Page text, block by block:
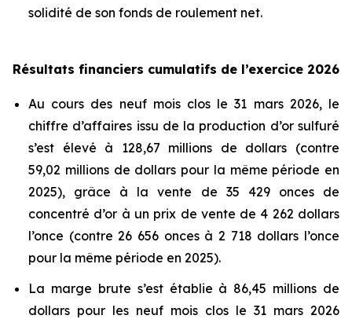
solidité de son fonds de roulement net.
Résultats financiers cumulatifs de l’exercice 2026
Au cours des neuf mois clos le 31 mars 2026, le
chiffre d’affaires issu de la production d’or sulfuré
s’est élevé à 128,67 millions de dollars (contre
59,02 millions de dollars pour la même période en
2025), grâce à la vente de 35 429 onces de
concentré d’or à un prix de vente de 4 262 dollars
l’once (contre 26 656 onces à 2 718 dollars l’once
pour la même période en 2025).
La marge brute s’est établie à 86,45 millions de
dollars pour les neuf mois clos le 31 mars 2026